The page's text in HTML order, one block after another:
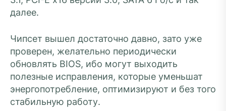
далее.
Чипсет вышел достаточно давно, зато уже
проверен, желательно периодически
обновлять BIOS, ибо могут выходить
полезные исправления, которые уменьшат
энергопотребление, оптимизируют и без того
стабильную работу.